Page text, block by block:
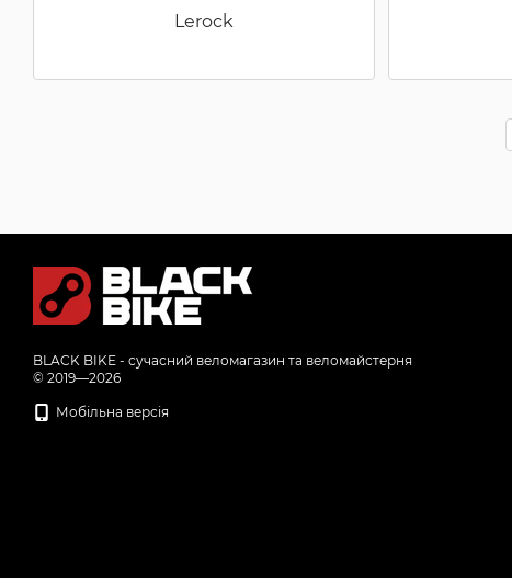
Lerock
BLACK BIKE - сучасний веломагазин та веломайстерня
© 2019—2026
Мобільна версія